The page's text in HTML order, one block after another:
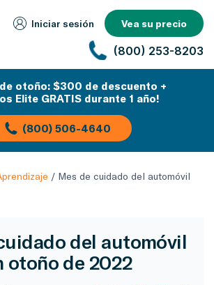
Iniciar sesión Vea su precio
(800) 253-8203
otoño: $300 de descuento +
Elite GRATIS durante 1 año!
(800) 506-4640
/ Mes de cuidado del automóvil
del automóvil
otoño de 2022